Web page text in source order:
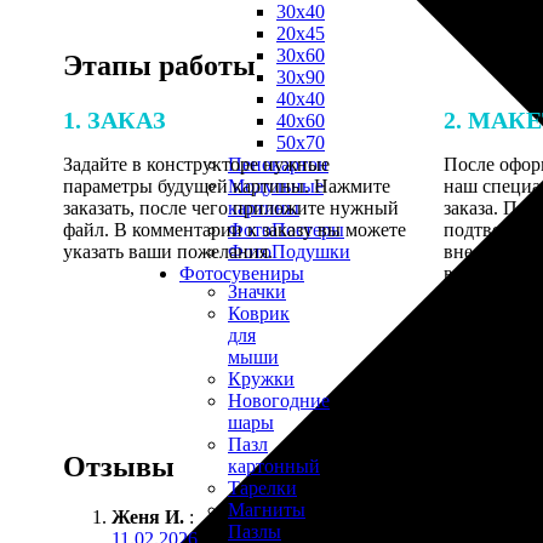
30х40
20х45
30х60
30х90
40х40
40х60
50х70
Пенокартон
Модульные
картины
ФотоПостеры
ФотоПодушки
Фотоcувениры
Значки
Коврик
для
мыши
Кружки
Новогодние
шары
Пазл
картонный
Тарелки
Магниты
Пазлы
Этапы работы
1. ЗАКАЗ
Задайте в конструкторе нужные
параметры будущей картины. Нажмите
заказать, после чего приложите нужный
файл. В комментарии к заказу вы можете
указать ваши пожелания.
2.
После
наш
заказа.
внесения
Отзывы
Женя И. :